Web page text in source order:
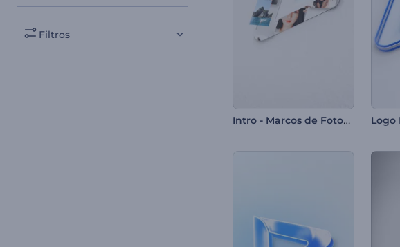
Filtros
Intro - Marcos de Fotos en Mosaico